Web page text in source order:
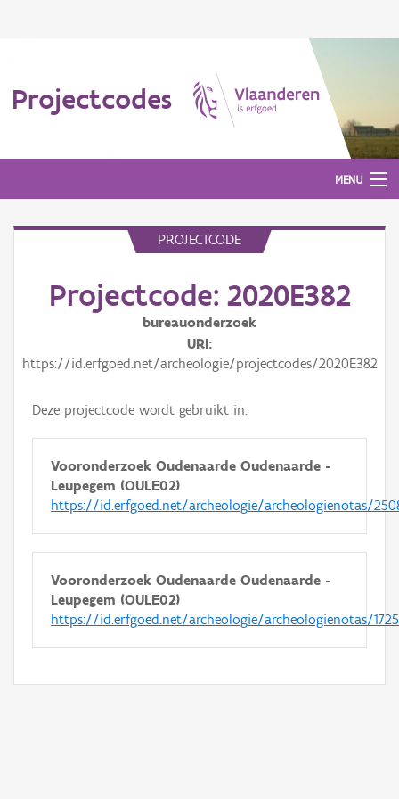
Projectcodes
MENU
PROJECTCODE
Projectcode: 2020E382
bureauonderzoek
URI
https://id.erfgoed.net/archeologie/projectcodes/2020E382
Deze projectcode wordt gebruikt in:
Vooronderzoek Oudenaarde Oudenaarde -
Leupegem (OULE02)
https://id.erfgoed.net/archeologie/archeologienotas/
Vooronderzoek Oudenaarde Oudenaarde -
Leupegem (OULE02)
https://id.erfgoed.net/archeologie/archeologienotas/